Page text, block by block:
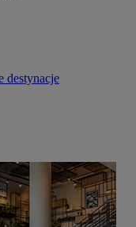
destynacje